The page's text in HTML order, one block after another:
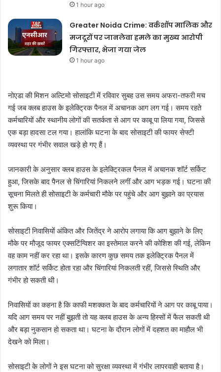
1 hour ago
Greater Noida Crime: वर्कशॉप मालिक और
मजदूरों पर जानलेवा हमले का मुख्य आरोपी
गिरफ्तार, भेजा गया जेल
1 hour ago
नोएडा की मिशन अल्टिमो सोसाइटी में रविवार सुबह उस समय अफरा-तफरी मच
गई जब क्लब हाउस के इलेक्ट्रिक पैनल में अचानक आग लग गई। समय रहते
कर्मचारियों और स्थानीय लोगों की सतर्कता से आग पर काबू पा लिया गया, जिससे
एक बड़ा हादसा टल गया। हालांकि घटना के बाद सोसाइटी की फायर सेफ्टी
व्यवस्था पर गंभीर सवाल खड़े हो गए हैं।
जानकारी के अनुसार क्लब हाउस के इलेक्ट्रिकल पैनल में अचानक शॉर्ट सर्किट
हुआ, जिसके बाद पैनल से चिंगारियां निकलने लगीं और आग भड़क गई। घटना की
सूचना मिलते ही सोसाइटी के कर्मचारी मौके पर पहुंचे और आग बुझाने का प्रयास
शुरू किया।
सोसाइटी निवासियों अंकित और जितेंद्र ने आरोप लगाया कि आग बुझाने के लिए
मौके पर मौजूद फायर एक्सटिंग्विशर का इस्तेमाल करने की कोशिश की गई, लेकिन
वह काम नहीं कर रहा था। इसके कारण कुछ समय तक इलेक्ट्रिक पैनल में
लगातार शॉर्ट सर्किट होता रहा और चिंगारियां निकलती रहीं, जिससे स्थिति और
गंभीर हो सकती थी।
निवासियों का कहना है कि काफी मशक्कत के बाद कर्मचारियों ने आग पर काबू पाया।
यदि आग समय पर नहीं बुझती तो यह क्लब हाउस के अन्य हिस्सों में फैल सकती थी
और बड़ा नुकसान हो सकता था। घटना के दौरान लोगों में दहशत का माहौल भी
देखने को मिला।
सोसाइटी के लोगों ने इस घटना को सुरक्षा व्यवस्था में गंभीर लापरवाही बताया है।